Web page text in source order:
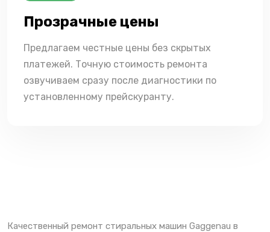
Прозрачные цены
Предлагаем честные цены без скрытых
платежей. Точную стоимость ремонта
озвучиваем сразу после диагностики по
установленному прейскуранту.
Качественный ремонт стиральных машин Gaggenau в